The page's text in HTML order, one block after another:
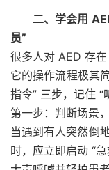
二、学会用
员”
很多人对 AED 存在
它的操作流程极其
指令” 三步，记住 “
第一步：判断场景
当遇到有人突然倒
时，应立即启动 “急